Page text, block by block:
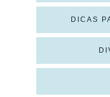
DICAS